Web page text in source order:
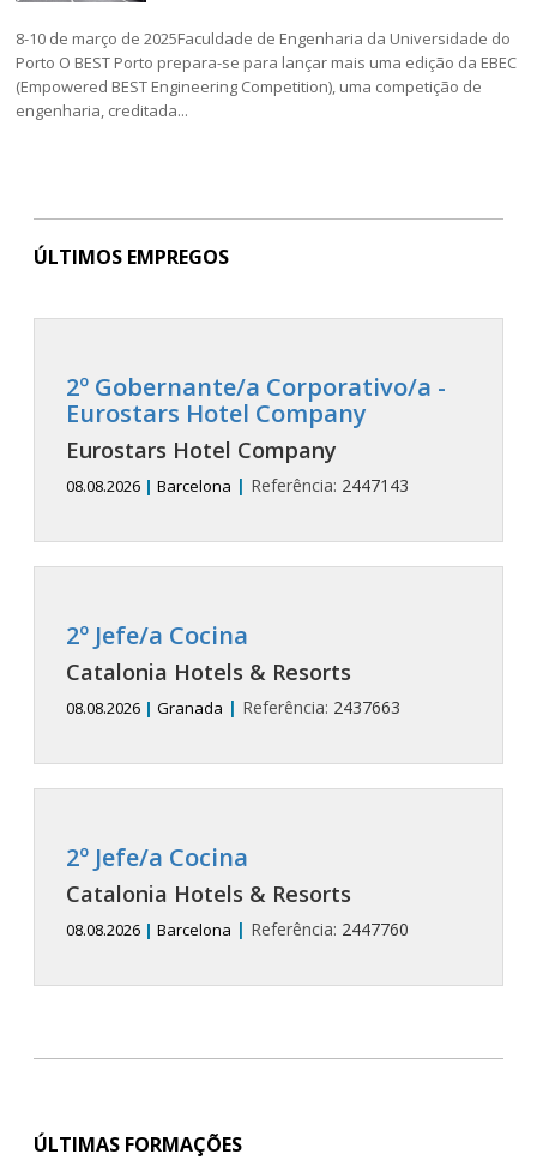
8-10 de março de 2025Faculdade de Engenharia da Universidade do
Porto O BEST Porto prepara-se para lançar mais uma edição da EBEC
(Empowered BEST Engineering Competition), uma competição de
engenharia, creditada...
ÚLTIMOS EMPREGOS
2º Gobernante/a Corporativo/a -
Eurostars Hotel Company
Eurostars Hotel Company
08.08.2026 | Barcelona | Referência: 2447143
2º Jefe/a Cocina
Catalonia Hotels & Resorts
08.08.2026 | Granada | Referência: 2437663
2º Jefe/a Cocina
Catalonia Hotels & Resorts
08.08.2026 | Barcelona | Referência: 2447760
ÚLTIMAS FORMAÇÕES